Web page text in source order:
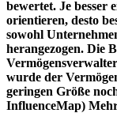
bewertet. Je besser
orientieren, desto
sowohl
herangezogen. Die
wurde der
geringen Größe
InfluenceMap)